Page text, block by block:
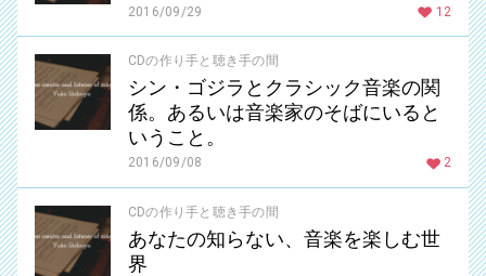
2016/09/29 12
CDの作り手と聴き手の間
シン・ゴジラとクラシック音楽の関
係。あるいは音楽家のそばにいると
いうこと。
2016/09/08 2
CDの作り手と聴き手の間
あなたの知らない、音楽を楽しむ世
界